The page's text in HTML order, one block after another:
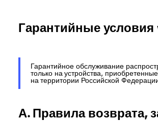
Гарантийные условия
Гарантийное обслуживание
только на устройства, приобретенные
на территории Российской
А. Правила возврата,